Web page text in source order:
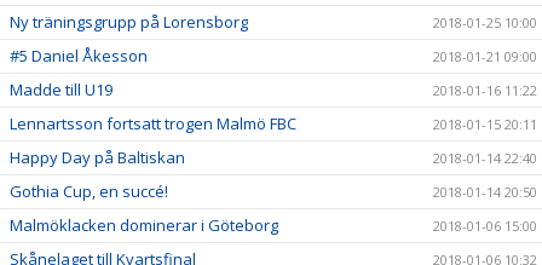
Ny träningsgrupp på Lorensborg 2018-01-25 10:00
#5 Daniel Åkesson 2018-01-21 09:00
Madde till U19 2018-01-16 11:22
Lennartsson fortsatt trogen Malmö FBC 2018-01-15 20:11
Happy Day på Baltiskan 2018-01-14 22:40
Gothia Cup, en succé! 2018-01-14 20:50
Malmöklacken dominerar i Göteborg 2018-01-06 15:00
Skånelaget till Kvartsfinal 2018-01-06 10:32